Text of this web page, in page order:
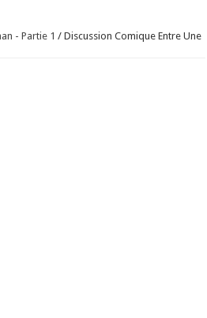
- Partie 1 / Discussion Comique Entre Une